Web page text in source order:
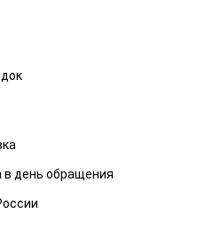
в день обращения